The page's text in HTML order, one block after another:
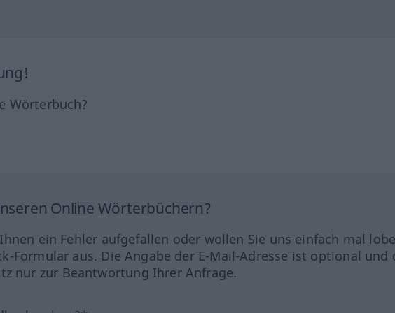
Wörterbuch?
Online Wörterbüchern?
ein Fehler aufgefallen oder wollen Sie uns einfach mal
Formular aus. Die Angabe der E-Mail-Adresse ist optional und
nur zur Beantwortung Ihrer Anfrage.